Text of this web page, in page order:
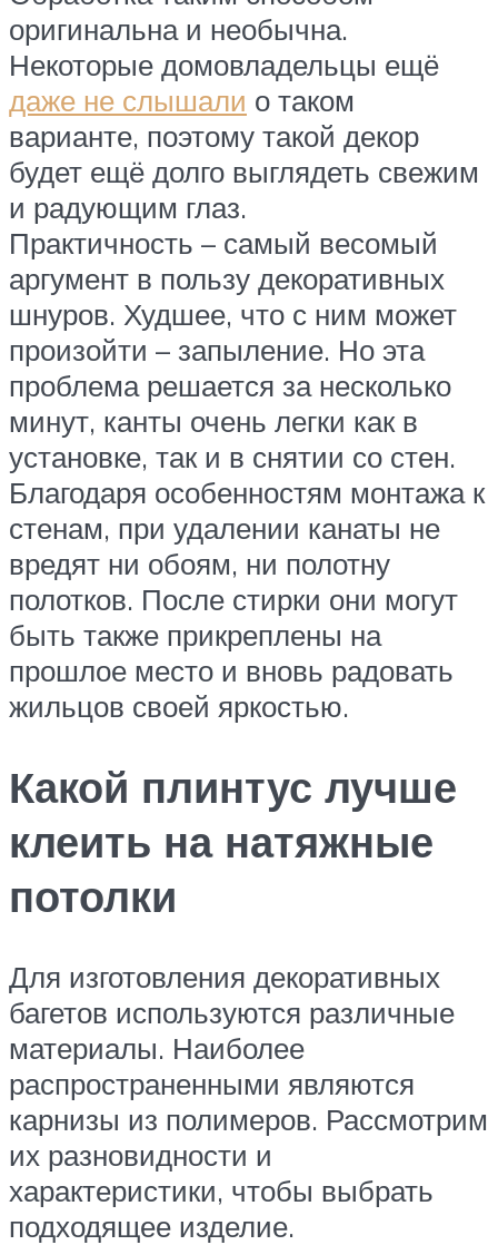
оригинальна и необычна.
Некоторые домовладельцы ещё
даже не слышали о таком
варианте, поэтому такой декор
будет ещё долго выглядеть свежим
и радующим глаз.
Практичность – самый весомый
аргумент в пользу декоративных
шнуров. Худшее, что с ним может
произойти – запыление. Но эта
проблема решается за несколько
минут, канты очень легки как в
установке, так и в снятии со стен.
Благодаря особенностям монтажа к
стенам, при удалении канаты не
вредят ни обоям, ни полотну
полотков. После стирки они могут
быть также прикреплены на
прошлое место и вновь радовать
жильцов своей яркостью.
Какой плинтус лучше
клеить на натяжные
потолки
Для изготовления декоративных
багетов используются различные
материалы. Наиболее
распространенными являются
карнизы из полимеров. Рассмотрим
их разновидности и
характеристики, чтобы выбрать
подходящее изделие.